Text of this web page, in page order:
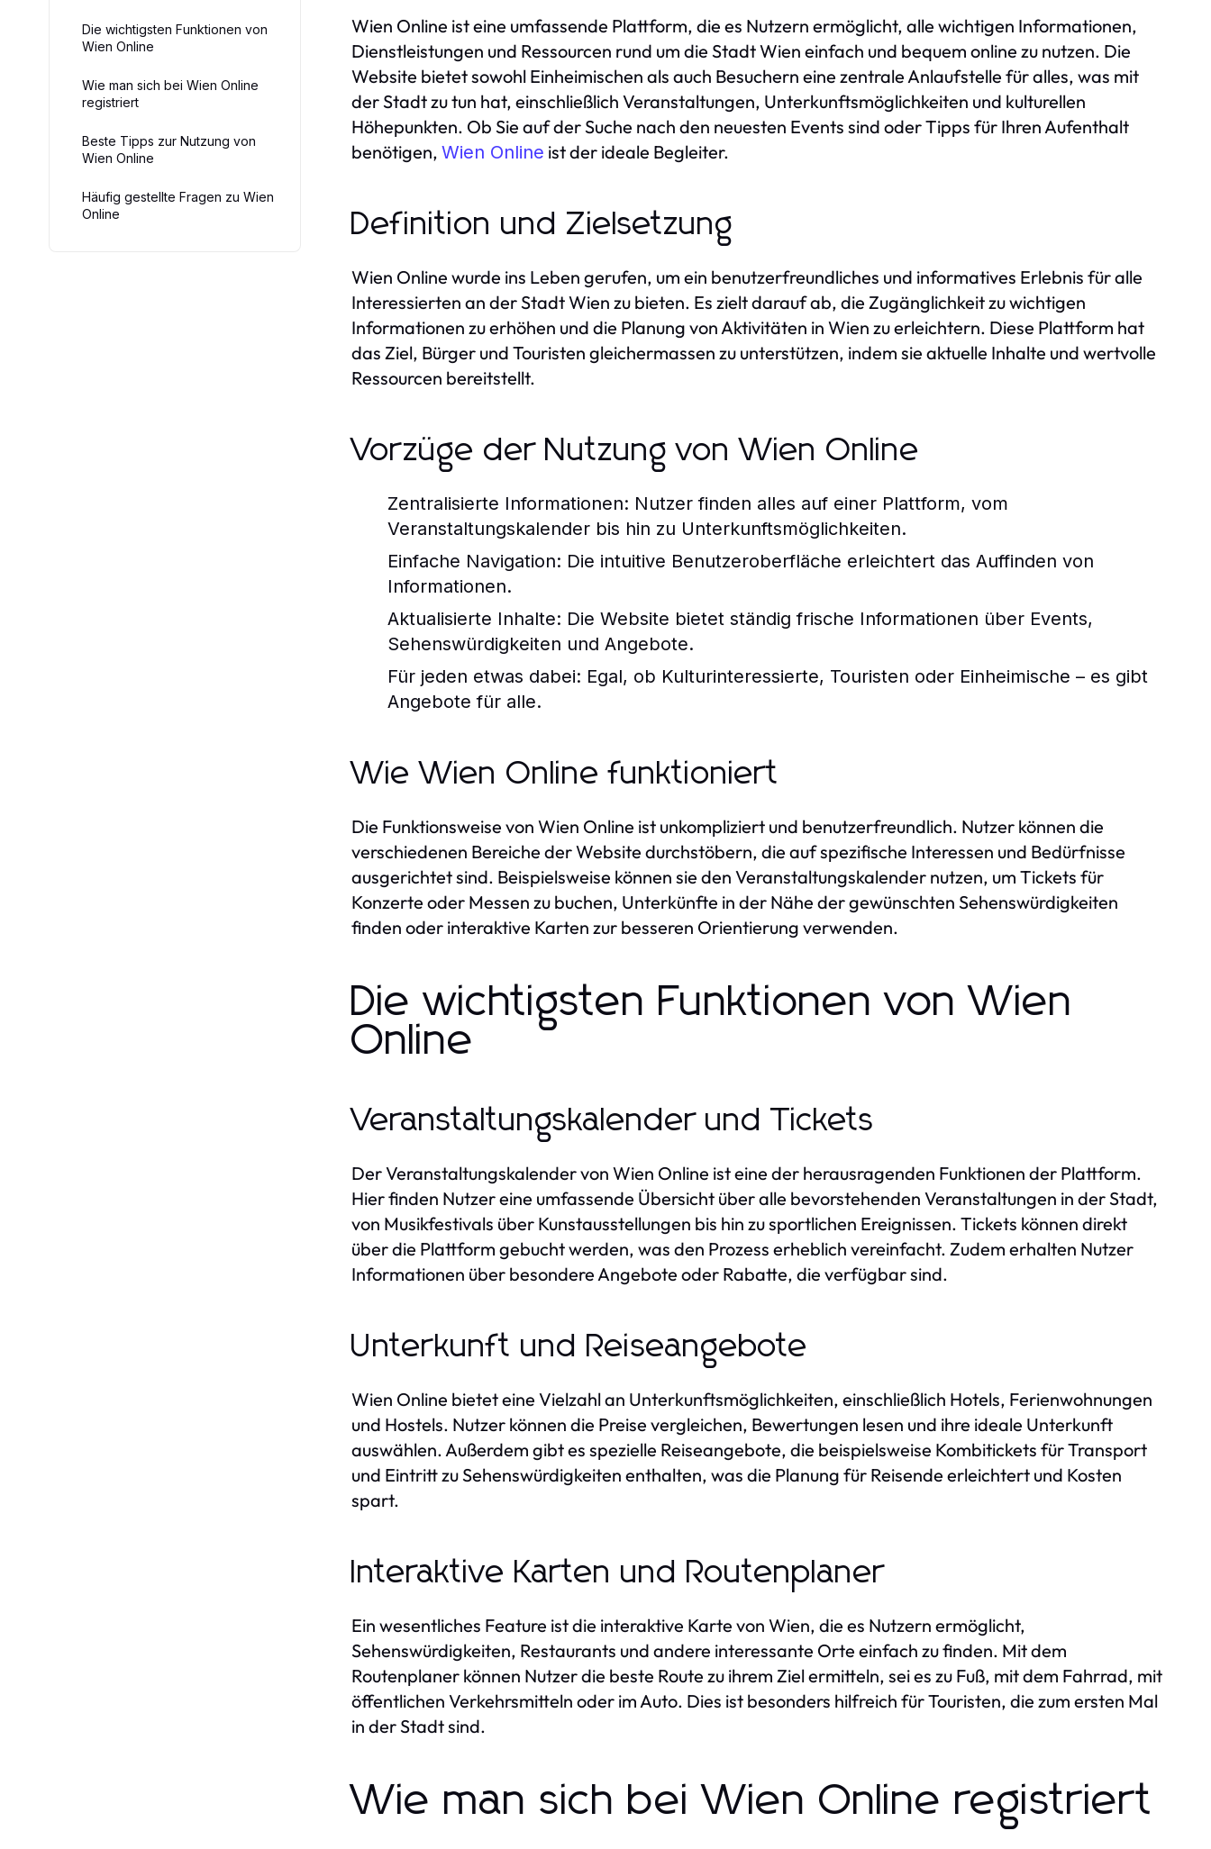
Die wichtigsten Funktionen von
Wien Online
Wie man sich bei Wien Online
registriert
Beste Tipps zur Nutzung von
Wien Online
Häufig gestellte Fragen zu Wien
Online
Wien Online ist eine umfassende Plattform, die es Nutzern ermöglicht, alle wichtigen Informationen,
Dienstleistungen und Ressourcen rund um die Stadt Wien einfach und bequem online zu nutzen. Die
Website bietet sowohl Einheimischen als auch Besuchern eine zentrale Anlaufstelle für alles, was mit
der Stadt zu tun hat, einschließlich Veranstaltungen, Unterkunftsmöglichkeiten und kulturellen
Höhepunkten. Ob Sie auf der Suche nach den neuesten Events sind oder Tipps für Ihren Aufenthalt
benötigen, Wien Online ist der ideale Begleiter.
Definition und Zielsetzung
Wien Online wurde ins Leben gerufen, um ein benutzerfreundliches und informatives Erlebnis für alle
Interessierten an der Stadt Wien zu bieten. Es zielt darauf ab, die Zugänglichkeit zu wichtigen
Informationen zu erhöhen und die Planung von Aktivitäten in Wien zu erleichtern. Diese Plattform hat
das Ziel, Bürger und Touristen gleichermassen zu unterstützen, indem sie aktuelle Inhalte und wertvolle
Ressourcen bereitstellt.
Vorzüge der Nutzung von Wien Online
Zentralisierte Informationen: Nutzer finden alles auf einer Plattform, vom
Veranstaltungskalender bis hin zu Unterkunftsmöglichkeiten.
Einfache Navigation: Die intuitive Benutzeroberfläche erleichtert das Auffinden von
Informationen.
Aktualisierte Inhalte: Die Website bietet ständig frische Informationen über Events,
Sehenswürdigkeiten und Angebote.
Für jeden etwas dabei: Egal, ob Kulturinteressierte, Touristen oder Einheimische – es gibt
Angebote für alle.
Wie Wien Online funktioniert
Die Funktionsweise von Wien Online ist unkompliziert und benutzerfreundlich. Nutzer können die
verschiedenen Bereiche der Website durchstöbern, die auf spezifische Interessen und Bedürfnisse
ausgerichtet sind. Beispielsweise können sie den Veranstaltungskalender nutzen, um Tickets für
Konzerte oder Messen zu buchen, Unterkünfte in der Nähe der gewünschten Sehenswürdigkeiten
finden oder interaktive Karten zur besseren Orientierung verwenden.
Die wichtigsten Funktionen von Wien
Online
Veranstaltungskalender und Tickets
Der Veranstaltungskalender von Wien Online ist eine der herausragenden Funktionen der Plattform.
Hier finden Nutzer eine umfassende Übersicht über alle bevorstehenden Veranstaltungen in der Stadt,
von Musikfestivals über Kunstausstellungen bis hin zu sportlichen Ereignissen. Tickets können direkt
über die Plattform gebucht werden, was den Prozess erheblich vereinfacht. Zudem erhalten Nutzer
Informationen über besondere Angebote oder Rabatte, die verfügbar sind.
Unterkunft und Reiseangebote
Wien Online bietet eine Vielzahl an Unterkunftsmöglichkeiten, einschließlich Hotels, Ferienwohnungen
und Hostels. Nutzer können die Preise vergleichen, Bewertungen lesen und ihre ideale Unterkunft
auswählen. Außerdem gibt es spezielle Reiseangebote, die beispielsweise Kombitickets für Transport
und Eintritt zu Sehenswürdigkeiten enthalten, was die Planung für Reisende erleichtert und Kosten
spart.
Interaktive Karten und Routenplaner
Ein wesentliches Feature ist die interaktive Karte von Wien, die es Nutzern ermöglicht,
Sehenswürdigkeiten, Restaurants und andere interessante Orte einfach zu finden. Mit dem
Routenplaner können Nutzer die beste Route zu ihrem Ziel ermitteln, sei es zu Fuß, mit dem Fahrrad, mit
öffentlichen Verkehrsmitteln oder im Auto. Dies ist besonders hilfreich für Touristen, die zum ersten Mal
in der Stadt sind.
Wie man sich bei Wien Online registriert